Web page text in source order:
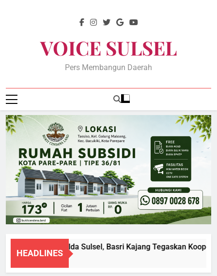
VOICE SULSEL
Pers Membangun Daerah
HEADLINES
Diperiksa Polda Sulsel, Basri Kajang Tegaskan
8 Agustus 2026